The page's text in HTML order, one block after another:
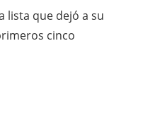
lista que dejó a su
cinco